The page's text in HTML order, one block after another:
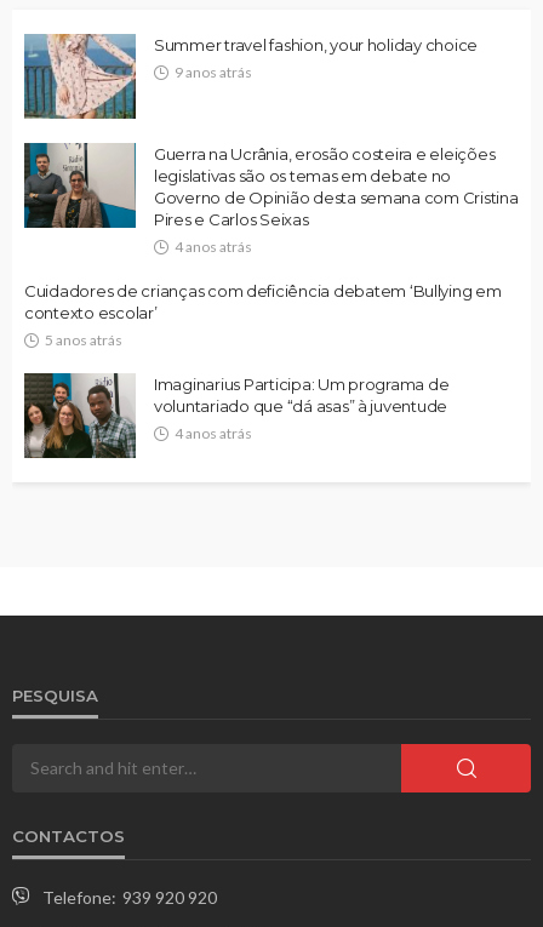
Summer travel fashion, your holiday choice
9 anos atrás
Guerra na Ucrânia, erosão costeira e eleições
legislativas são os temas em debate no
Governo de Opinião desta semana com Cristina
Pires e Carlos Seixas
4 anos atrás
Cuidadores de crianças com deficiência debatem ‘Bullying em
contexto escolar’
5 anos atrás
Imaginarius Participa: Um programa de
voluntariado que “dá asas” à juventude
4 anos atrás
PESQUISA
CONTACTOS
Telefone: 939 920 920